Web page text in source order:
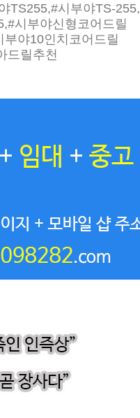
TS255,#시부야TS-255,
시부야신형코어드릴
야10인치코어드릴
드릴추천